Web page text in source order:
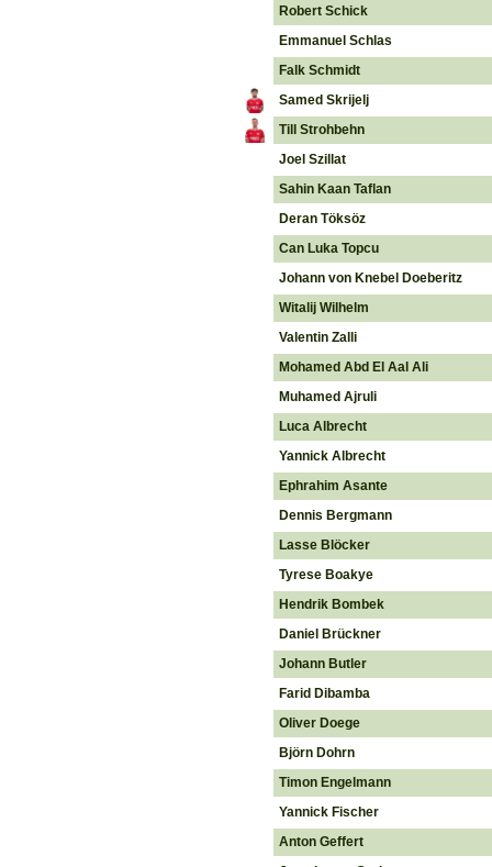
Robert Schick
Emmanuel Schlas
Falk Schmidt
Samed Skrijelj
Till Strohbehn
Joel Szillat
Sahin Kaan Taflan
Deran Töksöz
Can Luka Topcu
Johann von Knebel Doeberitz
Witalij Wilhelm
Valentin Zalli
Mohamed Abd El Aal Ali
Muhamed Ajruli
Luca Albrecht
Yannick Albrecht
Ephrahim Asante
Dennis Bergmann
Lasse Blöcker
Tyrese Boakye
Hendrik Bombek
Daniel Brückner
Johann Butler
Farid Dibamba
Oliver Doege
Björn Dohrn
Timon Engelmann
Yannick Fischer
Anton Geffert